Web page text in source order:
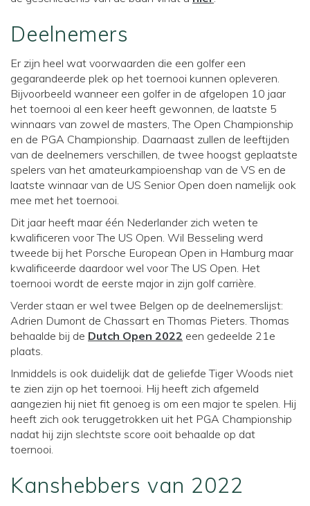
Deelnemers
Er zijn heel wat voorwaarden die een golfer een
gegarandeerde plek op het toernooi kunnen opleveren.
Bijvoorbeeld wanneer een golfer in de afgelopen 10 jaar
het toernooi al een keer heeft gewonnen, de laatste 5
winnaars van zowel de masters, The Open Championship
en de PGA Championship. Daarnaast zullen de leeftijden
van de deelnemers verschillen, de twee hoogst geplaatste
spelers van het amateurkampioenshap van de VS en de
laatste winnaar van de US Senior Open doen namelijk ook
mee met het toernooi.
Dit jaar heeft maar één Nederlander zich weten te
kwalificeren voor The US Open. Wil Besseling werd
tweede bij het Porsche European Open in Hamburg maar
kwalificeerde daardoor wel voor The US Open. Het
toernooi wordt de eerste major in zijn golf carrière.
Verder staan er wel twee Belgen op de deelnemerslijst:
Adrien Dumont de Chassart en Thomas Pieters. Thomas
behaalde bij de Dutch Open 2022 een gedeelde 21e
plaats.
Inmiddels is ook duidelijk dat de geliefde Tiger Woods niet
te zien zijn op het toernooi. Hij heeft zich afgemeld
aangezien hij niet fit genoeg is om een major te spelen. Hij
heeft zich ook teruggetrokken uit het PGA Championship
nadat hij zijn slechtste score ooit behaalde op dat
toernooi.
Kanshebbers van 2022